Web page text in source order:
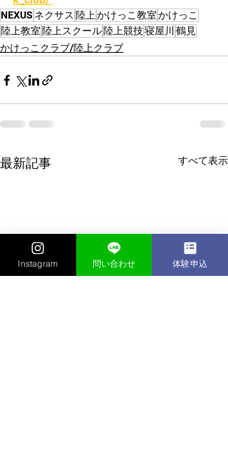
NEXUS ネクサス 陸上かけっこ教室かけっこ
陸上教室 陸上スクール陸上競技寝屋川 鶴見
かけっこクラブ/陸上クラブ
最新記事 すべて表示
Instagram 問い合わせ 体験申込